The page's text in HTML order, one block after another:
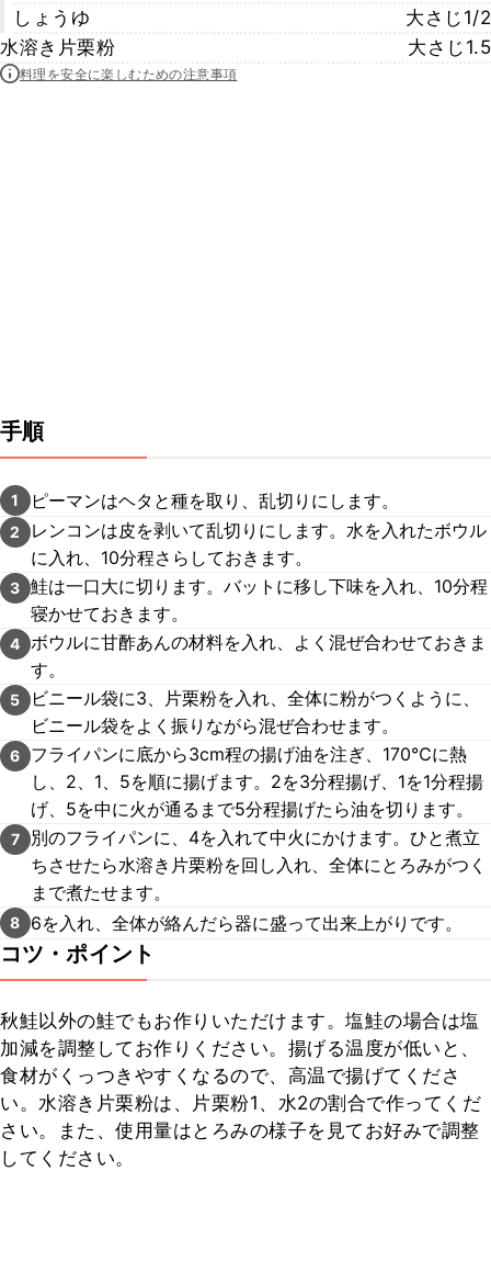
しょうゆ
大さじ1/2
水溶き片栗粉
大さじ1.5
料理を安全に楽しむための注意事項
手順
1 ピーマンはヘタと種を取り、乱切りにします。
2
レンコンは皮を剥いて乱切りにします。水を入れたボウル
に入れ、10分程さらしておきます。
3 鮭は一口大に切ります。バットに移し下味を入れ、10分程
寝かせておきます。
4 ボウルに甘酢あんの材料を入れ、よく混ぜ合わせておきま
す。
5
ビニール袋に3、片栗粉を入れ、全体に粉がつくように、
ビニール袋をよく振りながら混ぜ合わせます。
6
フライパンに底から3cm程の揚げ油を注ぎ、170℃に熱
し、2、1、5を順に揚げます。2を3分程揚げ、1を1分程揚
げ、5を中に火が通るまで5分程揚げたら油を切ります。
7
別のフライパンに、4を入れて中火にかけます。ひと煮立
ちさせたら水溶き片栗粉を回し入れ、全体にとろみがつく
まで煮たせます。
8 6を入れ、全体が絡んだら器に盛って出来上がりです。
コツ・ポイント
秋鮭以外の鮭でもお作りいただけます。塩鮭の場合は塩
加減を調整してお作りください。揚げる温度が低いと、
食材がくっつきやすくなるので、高温で揚げてくださ
い。水溶き片栗粉は、片栗粉1、水2の割合で作ってくだ
さい。また、使用量はとろみの様子を見てお好みで調整
してください。